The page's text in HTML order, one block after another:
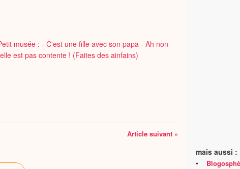
Article suivant »
mais aussi :
•